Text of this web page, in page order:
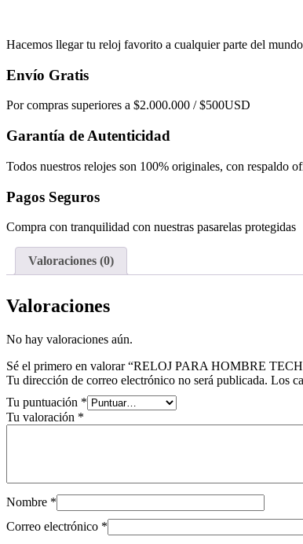
Hacemos llegar tu reloj favorito a cualquier parte del mundo
Envío Gratis
Por compras superiores a $2.000.000 / $500USD
Garantía de Autenticidad
Todos nuestros relojes son 100% originales, con respaldo
Pagos Seguros
Compra con tranquilidad con nuestras pasarelas protegidas
Valoraciones (0)
Valoraciones
No hay valoraciones aún.
Sé el primero en valorar “RELOJ PARA HOMBRE
Tu dirección de correo electrónico no será publicada. Los
Tu puntuación *
Tu valoración *
Nombre *
Correo electrónico *